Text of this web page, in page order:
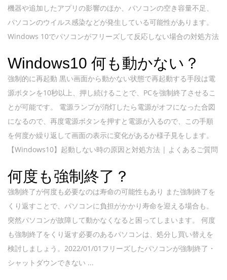
機器や追加したアプリの影響のほか、パソコンの空き容量不足、
パソコンのウイルス感染などが発生している可能性があります。
Windows 10でパソコンがフリーズして反応しない場合の対処方法
Windows10 何も動かない？
強制的に再起動 黒い画面から動かない状態で再起動する手段は電
源ボタンを10秒以上、押し続けることで、PCを強制終了させるこ
とが可能です。 電源ランプが消灯したら電源がオフになった合図
になるので、再度電源ボタンを押すと電源が入るので、この手順
を何度か繰り返して画面の表示に変化があるか様子見をします。
【Windows10】起動しない時の原因と対処方法 | よくあるご質問
何度も強制終了？
強制終了が何度も必要なのは寿命の可能性もあり また強制終了を
くり返すことで、パソコンに負担がかかり寿命を迎える場合も。
突然パソコンが故障して動かなくなると困ってしまいます。 何度
も強制終了をくり返す必要のあるパソコンは、処分し買い替えを
検討しましょう。2022/01/01フリーズしたパソコンが強制終了・
シャットダウンできない ...